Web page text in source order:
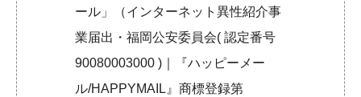
ール」（インターネット異性紹介事
業届出・福岡公安委員会( 認定番号
90080003000 )｜『ハッピーメー
ル/HAPPYMAIL』商標登録第